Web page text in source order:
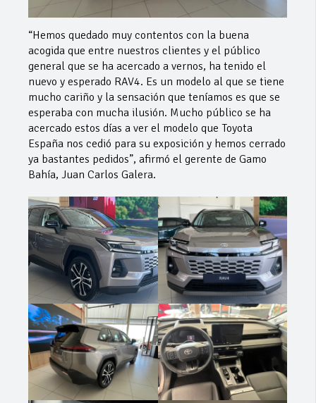
“Hemos quedado muy contentos con la buena
acogida que entre nuestros clientes y el público
general que se ha acercado a vernos, ha tenido el
nuevo y esperado RAV4. Es un modelo al que se tiene
mucho cariño y la sensación que teníamos es que se
esperaba con mucha ilusión. Mucho público se ha
acercado estos días a ver el modelo que Toyota
España nos cedió para su exposición y hemos cerrado
ya bastantes pedidos”, afirmó el gerente de Gamo
Bahía, Juan Carlos Galera.